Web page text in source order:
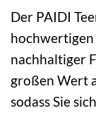
Der PAIDI
nachhaltiger
großen Wert
sodass Sie